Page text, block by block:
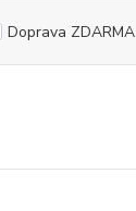
Doprava ZDARMA